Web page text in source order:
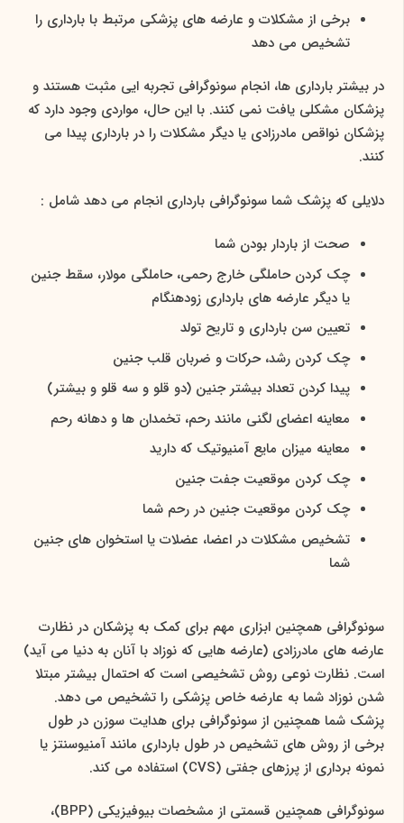
برخی از مشکلات و عارضه های پزشکی مرتبط با بارداری را
تشخیص می دهد
در بیشتر بارداری ها، انجام سونوگرافی تجربه ایی مثبت هستند و
پزشکان مشکلی یافت نمی کنند. با این حال، مواردی وجود دارد که
پزشکان نواقص مادرزادی یا دیگر مشکلات را در بارداری پیدا می
کنند.
دلایلی که پزشک شما سونوگرافی بارداری انجام می دهد شامل :
صحت از باردار بودن شما
چک کردن حاملگی خارج رحمی، حاملگی مولار، سقط جنین
یا دیگر عارضه های بارداری زودهنگام
تعیین سن بارداری و تاریح تولد
چک کردن رشد، حرکات و ضربان قلب جنین
پیدا کردن تعداد بیشتر جنین (دو قلو و سه قلو و بیشتر)
معاینه اعضای لگنی مانند رحم، تخمدان ها و دهانه رحم
معاینه میزان مایع آمنیوتیک که دارید
چک کردن موقعیت جفت جنین
چک کردن موقعیت جنین در رحم شما
تشخیص مشکلات در اعضا، عضلات یا استخوان های جنین
شما
سونوگرافی همچنین ابزاری مهم برای کمک به پزشکان در نظارت
عارضه های مادرزادی (عارضه هایی که نوزاد با آنان به دنیا می آید)
است. نظارت نوعی روش تشخیصی است که احتمال بیشتر مبتلا
شدن نوزاد شما به عارضه خاص پزشکی را تشخیص می دهد.
پزشک شما همچنین از سونوگرافی برای هدایت سوزن در طول
برخی از روش های تشخیص در طول بارداری مانند آمنیوسنتز یا
نمونه برداری از پرزهای جفتی (CVS) استفاده می کند.
سونوگرافی همچنین قسمتی از مشخصات بیوفیزیکی (BPP)،